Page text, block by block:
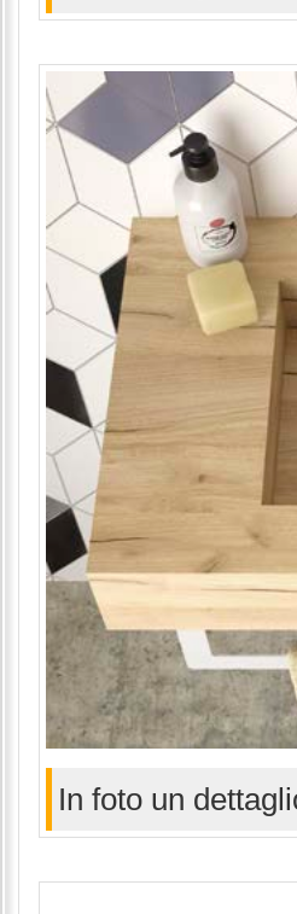
In foto un